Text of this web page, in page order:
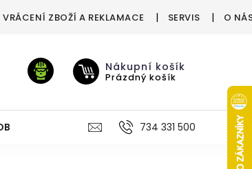
VRÁCENÍ ZBOŽÍ A REKLAMACE SERVIS O
Nákupní košík
Prázdný košík
VÝŽIVA VÝPRODEJ %
734 331 500